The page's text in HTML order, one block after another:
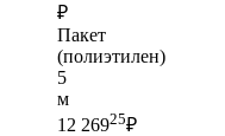
₽
Пакет
(полиэтилен)
5
м
12 26925₽